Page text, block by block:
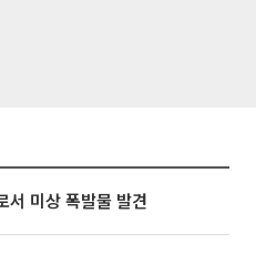
서 미상 폭발물 발견